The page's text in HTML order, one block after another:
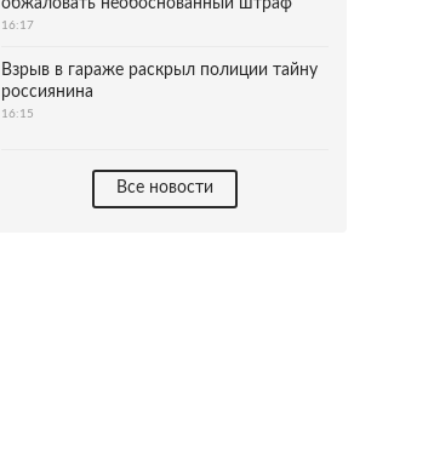
обжаловать необоснованный штраф
16:17
Взрыв в гараже раскрыл полиции тайну
россиянина
16:15
Все новости